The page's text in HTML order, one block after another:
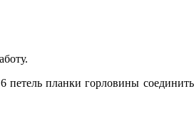
петель планки горловины